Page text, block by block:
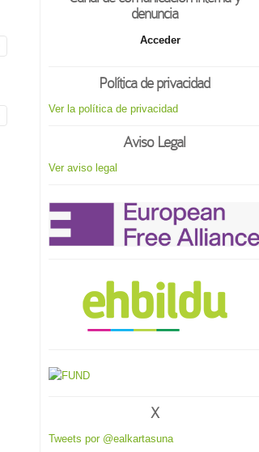
denuncia
Acceder
Política de privacidad
Ver la política de privacidad
Aviso Legal
Ver aviso legal
X
Tweets por @ealkartasuna